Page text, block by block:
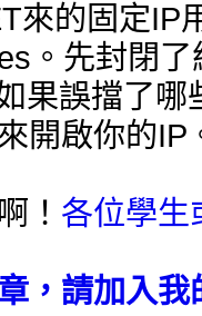
來的固定IP
。先封閉了
果誤擋了哪
開啟你的IP
！ 各位學生
，請加入我